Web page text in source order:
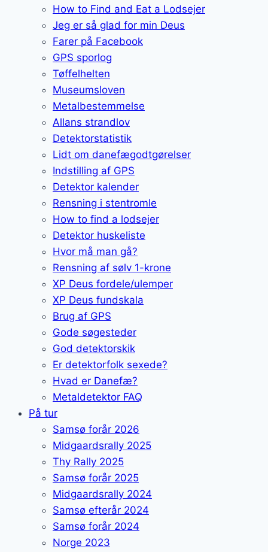
How to Find and Eat a Lodsejer
Jeg er så glad for min Deus
Farer på Facebook
GPS sporlog
Tøffelhelten
Museumsloven
Metalbestemmelse
Allans strandlov
Detektorstatistik
Lidt om danefægodtgørelser
Indstilling af GPS
Detektor kalender
Rensning i stentromle
How to find a lodsejer
Detektor huskeliste
Hvor må man gå?
Rensning af sølv 1-krone
XP Deus fordele/ulemper
XP Deus fundskala
Brug af GPS
Gode søgesteder
God detektorskik
Er detektorfolk sexede?
Hvad er Danefæ?
Metaldetektor FAQ
På tur
Samsø forår 2026
Midgaardsrally 2025
Thy Rally 2025
Samsø forår 2025
Midgaardsrally 2024
Samsø efterår 2024
Samsø forår 2024
Norge 2023